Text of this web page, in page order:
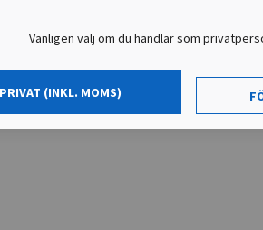
Vänligen välj om du handlar som
PRIVAT (INKL. MOMS)
av ledningar/rail/injektorer).